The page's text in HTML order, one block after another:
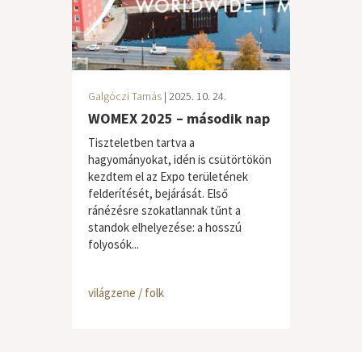
Galgóczi Tamás | 2025. 10. 24.
WOMEX 2025 – második nap
Tiszteletben tartva a
hagyományokat, idén is csütörtökön
kezdtem el az Expo területének
felderítését, bejárását. Első
ránézésre szokatlannak tűnt a
standok elhelyezése: a hosszú
folyosók...
világzene / folk